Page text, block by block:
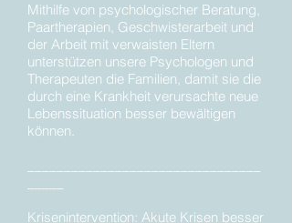
Mithilfe von psychologischer Beratung,
Paartherapien, Geschwisterarbeit und
der Arbeit mit verwaisten Eltern
unterstützen unsere Psychologen und
Therapeuten die Familien, damit sie die
durch eine Krankheit verursachte neue
Lebenssituation besser bewältigen
können.
Krisenintervention: Akute Krisen besser